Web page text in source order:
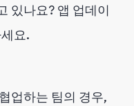
있나요? 앱 업데이
요.
업하는 팀의 경우,